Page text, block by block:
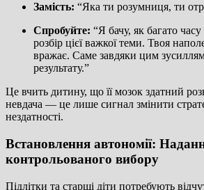
Замість: “Яка ти розумниця, ти
Спробуйте: “Я бачу, як багато
розбір цієї важкої теми. Твоя
вражає. Саме завдяки цим
результату.”
Це вчить дитину, що її мозок здатний
невдача — це лише сигнал змінити
нездатності.
Встановлення автономії:
контрольованого вибору
Підлітки та старші діти потребують